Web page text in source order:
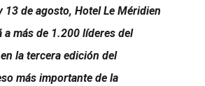
13 de agosto, Hotel Le Méridien
a más de 1.200 líderes del
la tercera edición del
más importante de la